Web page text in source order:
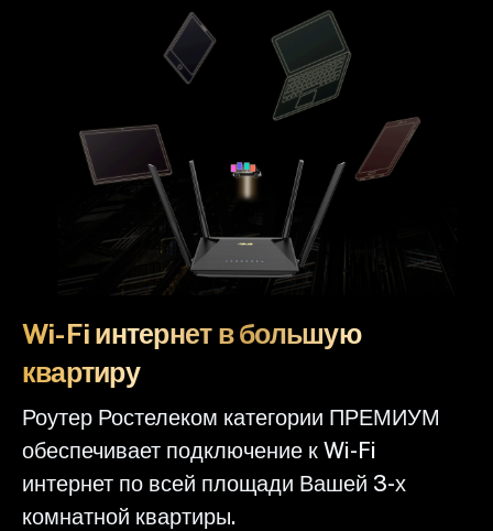
Wi-Fi интернет в большую
квартиру
Роутер Ростелеком категории ПРЕМИУМ
обеспечивает подключение к Wi-Fi
интернет по всей площади Вашей 3-х
комнатной квартиры.